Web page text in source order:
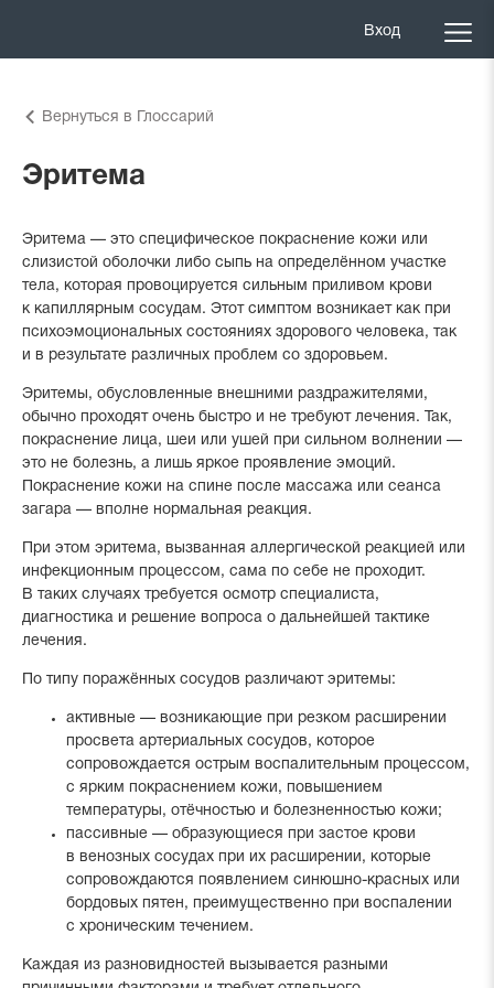
Вход
Вернуться в Глоссарий
Эритема
Эритема — это специфическое покраснение кожи или
слизистой оболочки либо сыпь на определённом участке
тела, которая провоцируется сильным приливом крови
к капиллярным сосудам. Этот симптом возникает как при
психоэмоциональных состояниях здорового человека, так
и в результате различных проблем со здоровьем.
Эритемы, обусловленные внешними раздражителями,
обычно проходят очень быстро и не требуют лечения. Так,
покраснение лица, шеи или ушей при сильном волнении —
это не болезнь, а лишь яркое проявление эмоций.
Покраснение кожи на спине после массажа или сеанса
загара — вполне нормальная реакция.
При этом эритема, вызванная аллергической реакцией или
инфекционным процессом, сама по себе не проходит.
В таких случаях требуется осмотр специалиста,
диагностика и решение вопроса о дальнейшей тактике
лечения.
По типу поражённых сосудов различают эритемы:
активные — возникающие при резком расширении
просвета артериальных сосудов, которое
сопровождается острым воспалительным процессом,
с ярким покраснением кожи, повышением
температуры, отёчностью и болезненностью кожи;
пассивные — образующиеся при застое крови
в венозных сосудах при их расширении, которые
сопровождаются появлением синюшно-красных или
бордовых пятен, преимущественно при воспалении
с хроническим течением.
Каждая из разновидностей вызывается разными